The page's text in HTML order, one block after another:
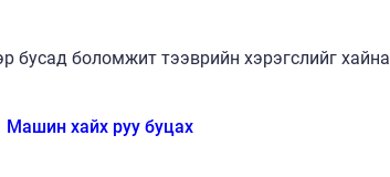
бусад боломжит тээврийн хэрэгслийг хайна
Машин хайх руу буцах